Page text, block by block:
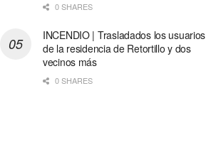
0 SHARES
INCENDIO | Trasladados los usuarios
de la residencia de Retortillo y dos
vecinos más
0 SHARES